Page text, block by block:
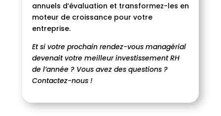
annuels d’évaluation et transformez-les en
moteur de croissance pour votre
entreprise.
Et si votre prochain rendez-vous managérial
devenait votre meilleur investissement RH
de l’année ? Vous avez des questions ?
Contactez-nous !